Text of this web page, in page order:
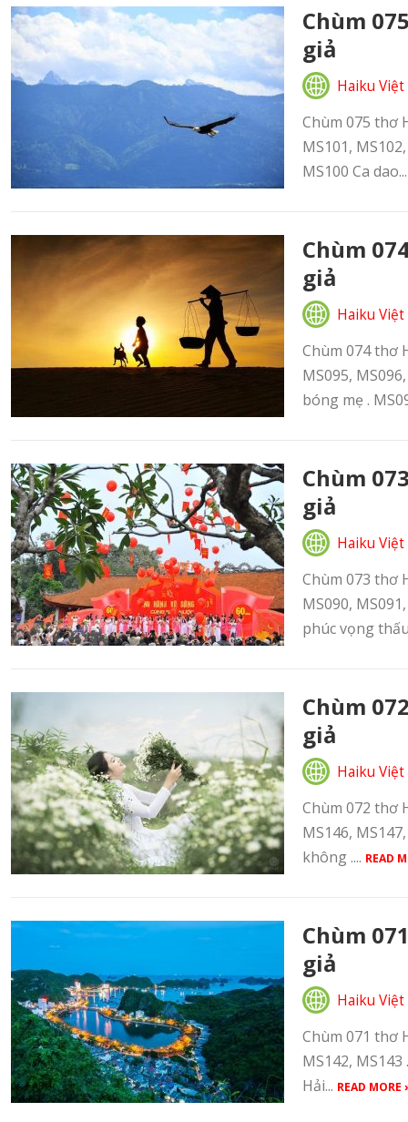
Chùm
giả
Haiku Việt
Chùm 075 thơ
MS101,
MS100 Ca
Chùm
giả
Haiku Việt
Chùm 074 thơ
MS095,
bóng mẹ .
Chùm
giả
Haiku Việt
Chùm 073 thơ
MS090,
phúc vọng
Chùm
giả
Haiku Việt
Chùm 072 thơ
MS146,
không .... READ
Chùm
giả
Haiku Việt
Chùm 071 thơ
MS142,
Hải... READ MORE